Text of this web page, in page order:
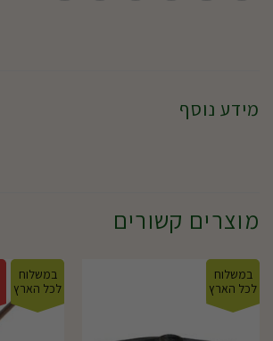
מידע נוסף
מוצרים קשורים
במשלוח
לכל הארץ
במשלוח
לכל הארץ